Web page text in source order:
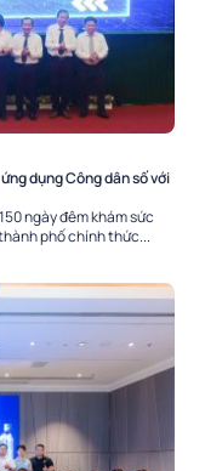
dụng Công dân số với
ngày đêm khám sức
phố chính thức...